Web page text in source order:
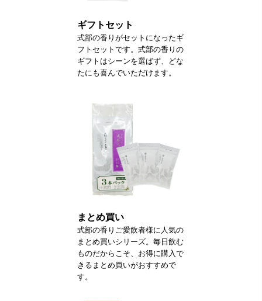
ギフトセット
式部の香りがセットになったギ
フトセットです。式部の香りの
ギフトはシーンを選ばず、どな
たにも喜んでいただけます。
まとめ買い
式部の香りご愛飲者様に人気の
まとめ買いシリーズ。毎日飲む
ものだからこそ、お得に購入で
きるまとめ買いがおすすめで
す。